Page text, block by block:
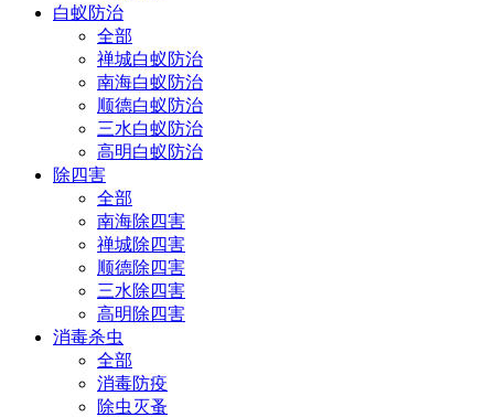
白蚁防治
全部
禅城白蚁防治
南海白蚁防治
顺德白蚁防治
三水白蚁防治
高明白蚁防治
除四害
全部
南海除四害
禅城除四害
顺德除四害
三水除四害
高明除四害
消毒杀虫
全部
消毒防疫
除虫灭蚤